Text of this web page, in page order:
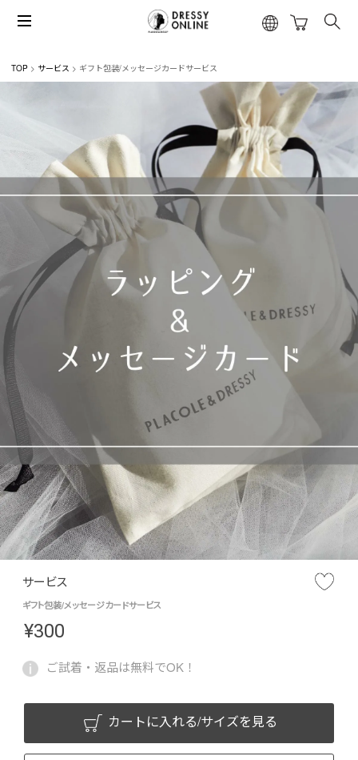
TOP サービス ギフト包装/メッセージカードサービス
サービス
ギフト包装/メッセージカードサービス
¥300
ご試着・返品は無料でOK！
カートに入れる/サイズを見る